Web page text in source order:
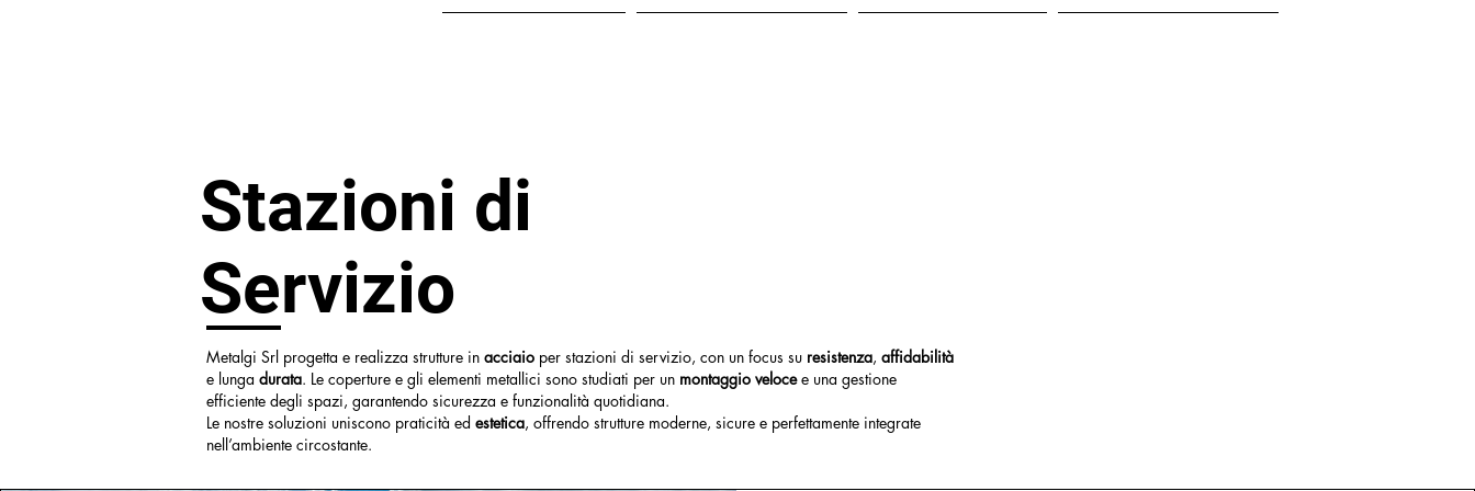
Stazioni di
Servizio
Metalgi Srl progetta e realizza strutture in acciaio per stazioni di servizio, con un focus su resistenza, affidabilità
e lunga durata. Le coperture e gli elementi metallici sono studiati per un montaggio velocee una gestione
efficiente degli spazi, garantendo sicurezza e funzionalità quotidiana.
Le nostre soluzioni uniscono praticità ed estetica, offrendo strutture moderne, sicure e perfettamente integrate
nell’ambiente circostante.